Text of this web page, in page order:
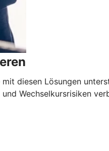
diesen Lösungen
Wechselkursrisiken